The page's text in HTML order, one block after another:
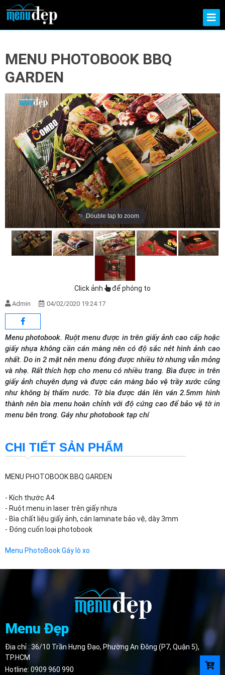
MENU PHOTOBOOK BBQ
GARDEN
Double tap to zoom
Click ảnh để phóng to
Admin 04/02/2020 19:24:17
Menu photobook. Ruột menu được in trên giấy ảnh cao cấp hoặc
giấy nhựa không cần cán màng nên có độ sắc nét hình ảnh cao
nhất. Do in 2 mặt nên menu đóng được nhiều tờ nhưng vẫn mỏng
và nhẹ. Rất thích hợp cho menu có nhiều trang. Bìa được in trên
giấy ảnh chuyên dụng và được cán màng bảo vệ trầy xước cũng
như không bị thấm nước. Tờ bìa được dán lên ván 2.5mm hình
thành nên bìa menu hoàn chỉnh với độ cứng cao để bảo vệ tờ in
menu bên trong. Gáy như photobook tạp chí
CHI TIẾT SẢN PHẨM
MENU PHOTOBOOK BBQ GARDEN
- Kích thước A4
- Ruột menu in laser trên giấy nhựa
- Bìa chất liệu giấy ảnh, cán laminate bảo vệ, dày 3mm
- Đóng cuốn loại photobook
Menu PhotoBook Gáylò xo
Menu Đẹp
Địa chỉ : 36/10 Trần Hưng Đạo, Phường An Đông (P7, Quận 5),
TP.HCM
Hotline: 0909 960 990